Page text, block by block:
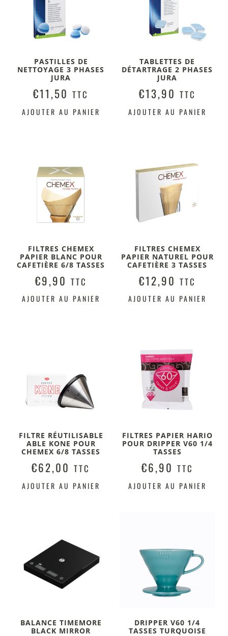
PASTILLES DE
NETTOYAGE 3 PHASES
JURA
€11,50 TTC
AJOUTER AU PANIER
TABLETTES DE
DÉTARTRAGE 2 PHASES
JURA
€13,90 TTC
AJOUTER AU PANIER
FILTRES CHEMEX
PAPIER BLANC POUR
CAFETIÈRE 6/8 TASSES
€9,90 TTC
AJOUTER AU PANIER
FILTRES CHEMEX
PAPIER NATUREL POUR
CAFETIÈRE 3 TASSES
€12,90 TTC
AJOUTER AU PANIER
FILTRE RÉUTILISABLE
ABLE KONE POUR
CHEMEX 6/8 TASSES
€62,00 TTC
AJOUTER AU PANIER
FILTRES PAPIER HARIO
POUR DRIPPER V60 1/4
TASSES
€6,90 TTC
AJOUTER AU PANIER
BALANCE TIMEMORE
BLACK MIRROR
DRIPPER V60 1/4
TASSES TURQUOISE